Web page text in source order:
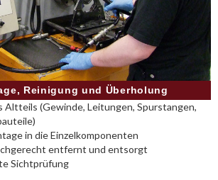
Reinigung und Überholung
Altteils (Gewinde, Leitungen, Spurstangen,
in die Einzelkomponenten
entfernt und entsorgt
Sichtprüfung